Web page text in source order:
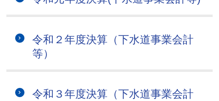
令和２年度決算（下水道事業会計
等）
令和３年度決算（下水道事業会計